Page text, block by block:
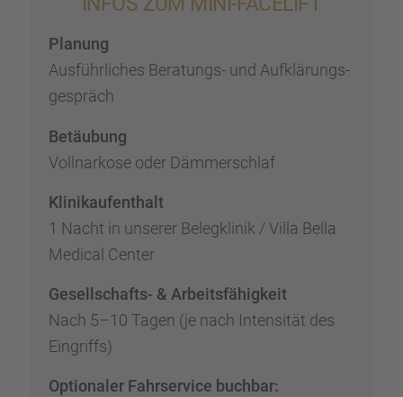
Planung
Ausführ­li­ches Beratungs- und Aufklä­rungs­
ge­spräch
Betäu­bung
Vollnar­kose oder Dämmer­schlaf
Klinik­auf­ent­halt
1 Nacht in unserer Beleg­kli­nik / Villa Bella
Medical Center
Gesell­schafts- & Arbeits­fä­hig­keit
Nach 5–10 Tagen (je nach Inten­si­tät des
Eingriffs)
Optio­na­ler Fahrser­vice buchbar: